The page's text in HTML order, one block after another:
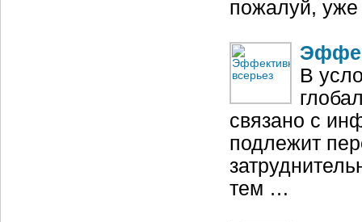
пожалуй,
В
связано с
подлежит
тем …